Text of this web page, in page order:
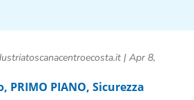
| Apr 8,
, PRIMO PIANO, Sicurezza